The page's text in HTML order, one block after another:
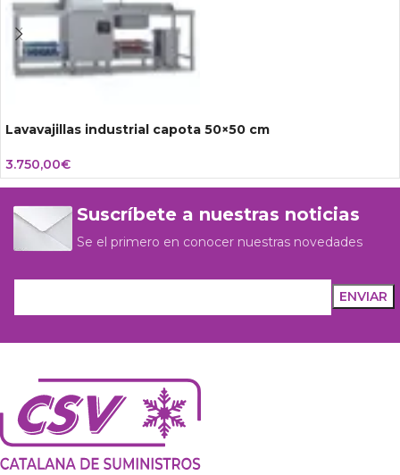
Lavavajillas industrial capota 50×50 cm
3.750,00€
Suscríbete a nuestras noticias
Se el primero en conocer nuestras novedades